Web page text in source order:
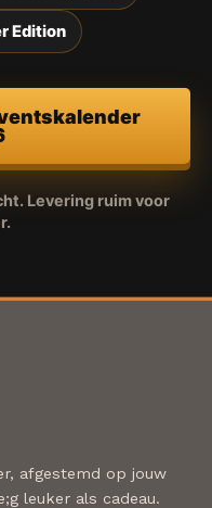
Edition
Levering ruim voor
afgestemd op jouw
leuker als cadeau.